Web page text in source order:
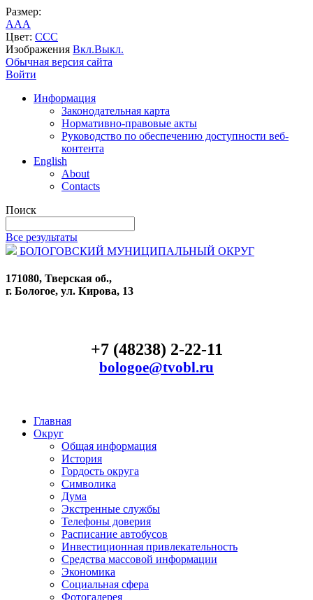
Размер:
AAA
Цвет: CCC
Изображения Вкл.Выкл.
Обычная версия сайта
Войти
Информация
Законодательная карта
Нормативно-правовые акты
Руководство по обеспечению доступности веб-
контента
English
About
Contacts
Поиск
Все результаты
БОЛОГОВСКИЙ МУНИЦИПАЛЬНЫЙ ОКРУГ
171080, Тверская об.,
г. Бологое, ул. Кирова, 13
+7 (48238) 2-22-11
bologoe@tvobl.ru
Главная
Округ
Общая информация
История
Гордость округа
Символика
Дума
Экстренные службы
Телефоны доверия
Расписание автобусов
Инвестиционная привлекательность
Средства массовой информации
Экономика
Социальная сфера
Фотогалерея